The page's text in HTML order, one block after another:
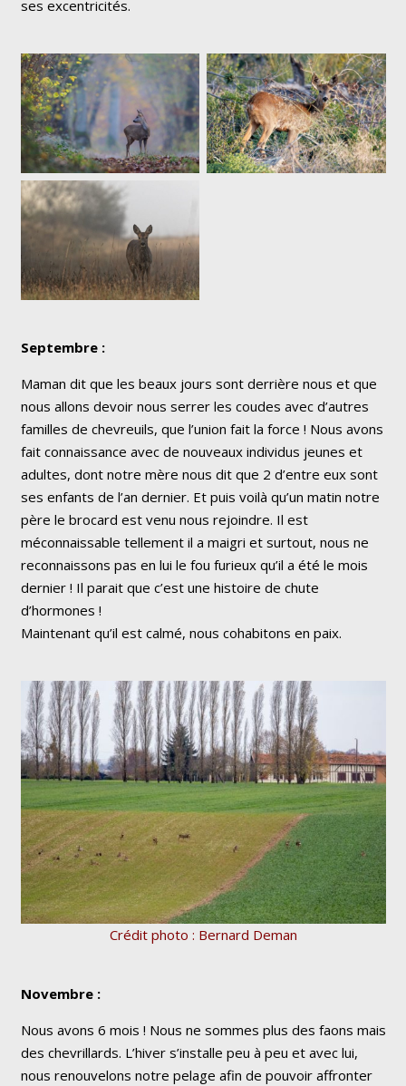
ses excentricités.
Septembre :
Maman dit que les beaux jours sont derrière nous et que
nous allons devoir nous serrer les coudes avec d’autres
familles de chevreuils, que l’union fait la force ! Nous avons
fait connaissance avec de nouveaux individus jeunes et
adultes, dont notre mère nous dit que 2 d’entre eux sont
ses enfants de l’an dernier. Et puis voilà qu’un matin notre
père le brocard est venu nous rejoindre. Il est
méconnaissable tellement il a maigri et surtout, nous ne
reconnaissons pas en lui le fou furieux qu’il a été le mois
dernier ! Il parait que c’est une histoire de chute
d’hormones !
Maintenant qu’il est calmé, nous cohabitons en paix.
Crédit photo : Bernard Deman
Novembre :
Nous avons 6 mois ! Nous ne sommes plus des faons mais
des chevrillards. L’hiver s’installe peu à peu et avec lui,
nous renouvelons notre pelage afin de pouvoir affronter